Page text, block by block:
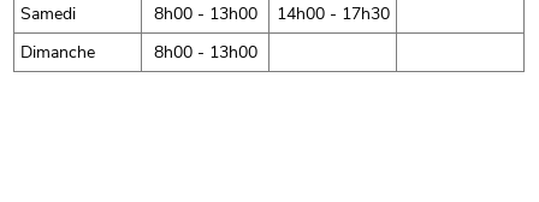
Samedi 8h00 - 13h00
14h00 - 17h30
Dimanche
8h00 - 13h00